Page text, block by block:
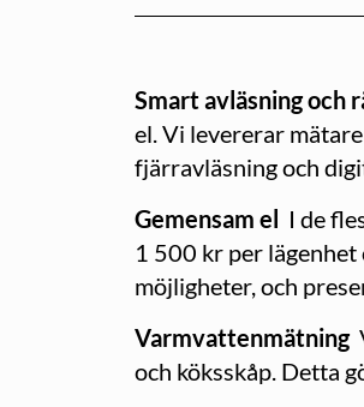
Smart avläsning och
el. Vi levererar
fjärravläsning och
Gemensam el I de
1 500 kr per
möjligheter, och
Varmvattenmätning
och köksskåp. Detta